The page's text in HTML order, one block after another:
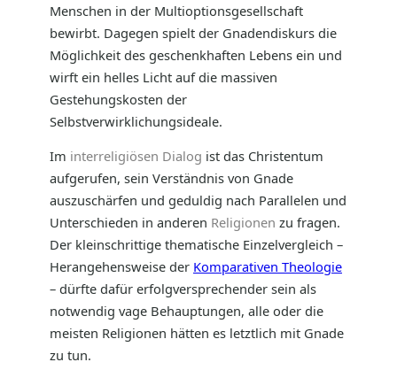
Menschen in der Multioptionsgesellschaft
bewirbt. Dagegen spielt der Gnadendiskurs die
Möglichkeit des geschenkhaften Lebens ein und
wirft ein helles Licht auf die massiven
Gestehungskosten der
Selbstverwirklichungsideale.
Im interreligiösen Dialog ist das Christentum
aufgerufen, sein Verständnis von Gnade
auszuschärfen und geduldig nach Parallelen und
Unterschieden in anderen Religionen zu fragen.
Der kleinschrittige thematische Einzelvergleich –
Herangehensweise der Komparativen Theologie
– dürfte dafür erfolgversprechender sein als
notwendig vage Behauptungen, alle oder die
meisten Religionen hätten es letztlich mit Gnade
zu tun.